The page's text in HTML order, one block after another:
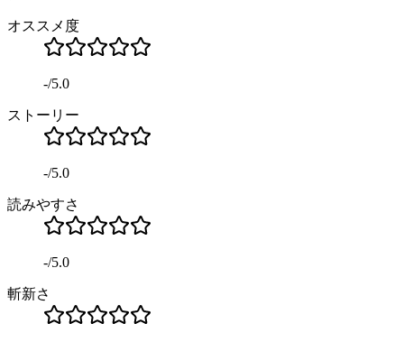
オススメ度
-/5.0
ストーリー
-/5.0
読みやすさ
-/5.0
斬新さ